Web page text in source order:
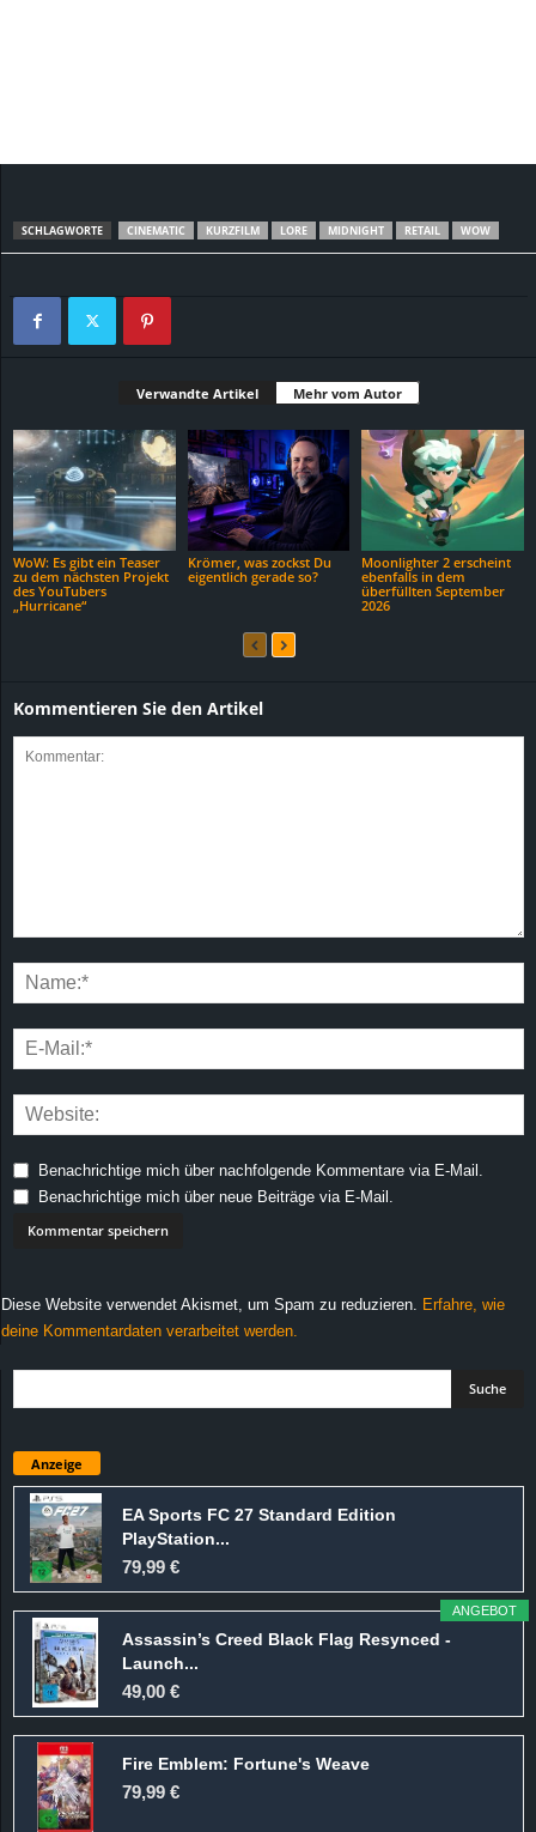
SCHLAGWORTE CINEMATIC KURZFILM LORE MIDNIGHT RETAIL WOW
Verwandte Artikel Mehr vom Autor
WoW: Es gibt ein Teaser
zu dem nächsten Projekt
des YouTubers
„Hurricane“
Krömer, was zockst Du
eigentlich gerade so?
Moonlighter 2 erscheint
ebenfalls in dem
überfüllten September
2026
Kommentieren Sie den Artikel
Benachrichtige mich über nachfolgende Kommentare via E-Mail.
Benachrichtige mich über neue Beiträge via E-Mail.
Diese Website verwendet Akismet, um Spam zu reduzieren. Erfahre, wie
deine Kommentardaten verarbeitet werden.
Anzeige
EA Sports FC 27 Standard Edition
PlayStation...
79,99 €
ANGEBOT
Assassin’s Creed Black Flag Resynced -
Launch...
49,00 €
Fire Emblem: Fortune's Weave
79,99 €